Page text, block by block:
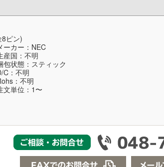
8ピン)
ーカー：NEC
産国：不明
包状態：スティック
C：不明
：不明
文単位：1〜